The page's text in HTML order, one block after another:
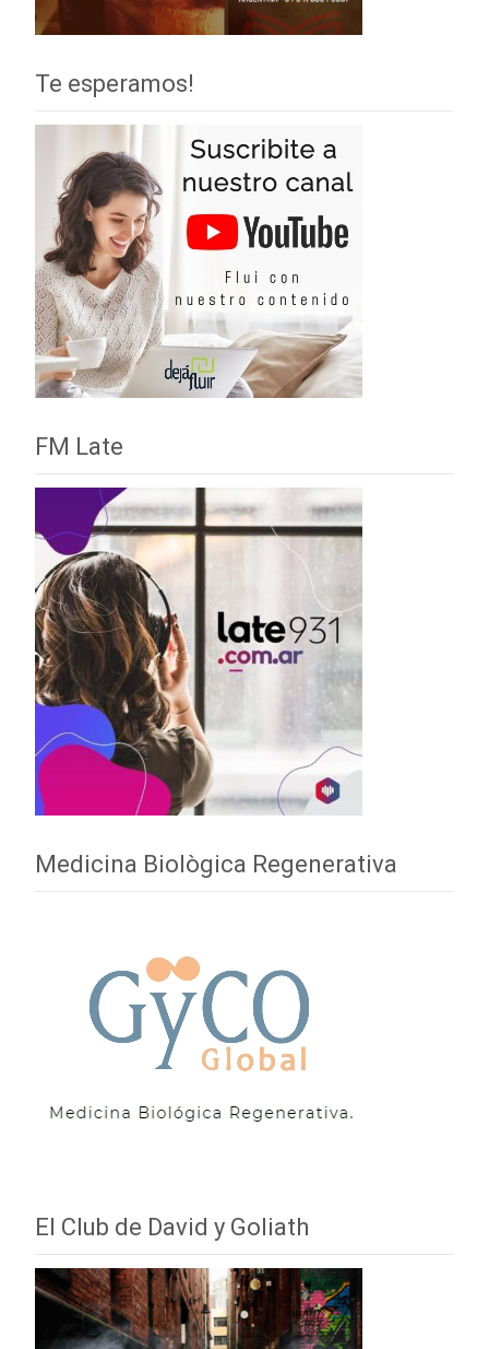
Te esperamos!
FM Late
Medicina Biològica Regenerativa
El Club de David y Goliath